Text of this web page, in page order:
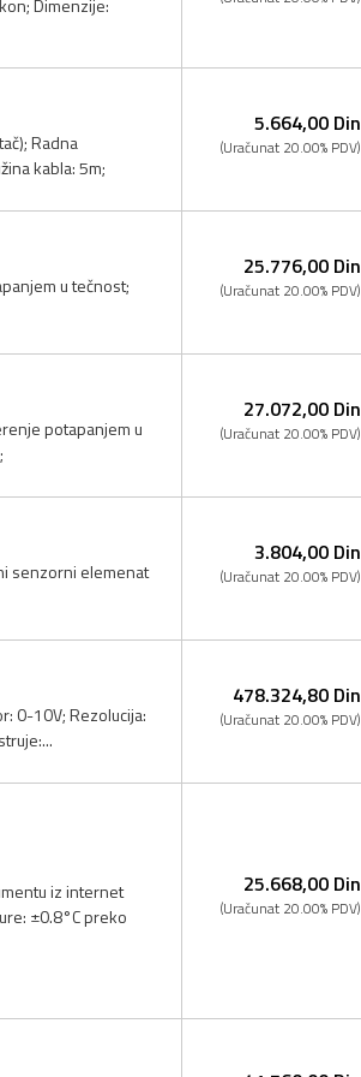
Radna
kabla: 5m;
5.664,00 Din
(Uračunat 20.00% PDV)
u tečnost;
25.776,00 Din
(Uračunat 20.00% PDV)
potapanjem u
27.072,00 Din
(Uračunat 20.00% PDV)
senzorni elemenat
3.804,00 Din
(Uračunat 20.00% PDV)
0-10V; Rezolucija:
478.324,80 Din
(Uračunat 20.00% PDV)
iz internet
±0.8°C preko
25.668,00 Din
(Uračunat 20.00% PDV)